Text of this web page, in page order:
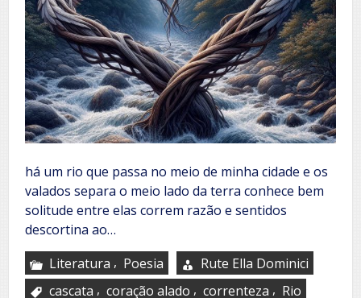
há um rio que passa no meio de minha cidade e os
valados separa o meio lado da terra conhece bem
solitude entre elas correm razão e sentidos
descortina ao…
Literatura , Poesia
Rute Ella Dominici
cascata , coração alado , correnteza , Rio